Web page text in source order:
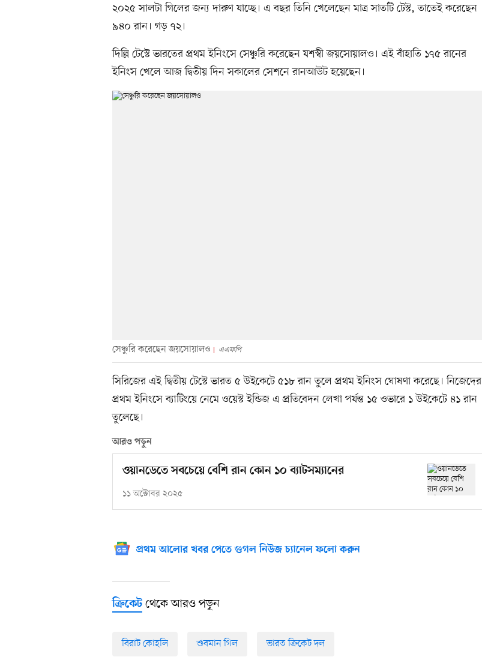
২০২৫ সালটা গিলের জন্য দারুণ যাচ্ছে। এ বছর তিনি খেলেছেন মাত্র সাতটি টেস্ট, তাতেই করেছেন
৯৪০ রান। গড় ৭২।
দিল্লি টেস্টে ভারতের প্রথম ইনিংসে সেঞ্চুরি করেছেন যশস্বী জয়সোয়ালও। এই বাঁহাতি ১৭৫ রানের
ইনিংস খেলে আজ দ্বিতীয় দিন সকালের সেশনে রানআউট হয়েছেন।
সেঞ্চুরি করেছেন জয়সোয়ালও এএফপি
সিরিজের এই দ্বিতীয় টেস্টে ভারত ৫ উইকেটে ৫১৮ রান তুলে প্রথম ইনিংস ঘোষণা করেছে। নিজেদের
প্রথম ইনিংসে ব্যাটিংয়ে নেমে ওয়েস্ট ইন্ডিজ এ প্রতিবেদন লেখা পর্যন্ত ১৫ ওভারে ১ উইকেটে ৪১ রান
তুলেছে।
আরও পড়ুন
ওয়ানডেতে সবচেয়ে বেশি রান কোন ১০ ব্যাটসম্যানের
১১ অক্টোবর ২০২৫
প্রথম আলোর খবর পেতে গুগল নিউজ চ্যানেল ফলো করুন
ক্রিকেটথেকে আরও পড়ুন
বিরাট কোহলি শুবমান গিল ভারত ক্রিকেট দল